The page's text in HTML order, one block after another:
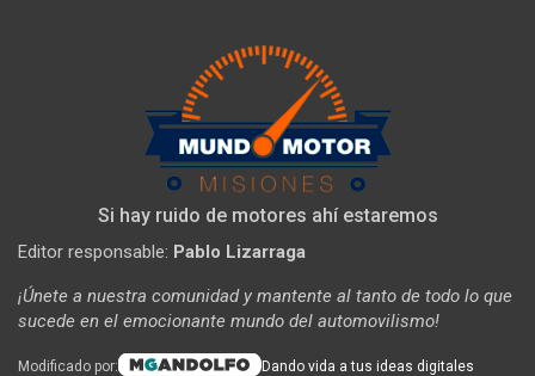
Si hay ruido de motores ahí estaremos
Editor responsable: Pablo Lizarraga
¡Únete a nuestra comunidad y mantente al tanto de todo lo que
sucede en el emocionante mundo del automovilismo!
Modificado por: Dando vida a tus ideas digitales